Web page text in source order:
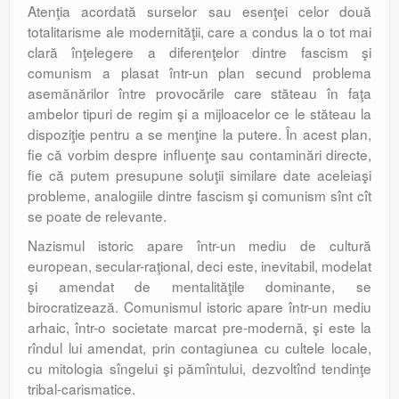
Atenţia acordată surselor sau esenţei celor două
totalitarisme ale modernităţii, care a condus la o tot mai
clară înţelegere a diferenţelor dintre fascism şi
comunism a plasat într-un plan secund problema
asemănărilor între provocările care stăteau în faţa
ambelor tipuri de regim şi a mijloacelor ce le stăteau la
dispoziţie pentru a se menţine la putere. În acest plan,
fie că vorbim despre influenţe sau contaminări directe,
fie că putem presupune soluţii similare date aceleiaşi
probleme, analogiile dintre fascism şi comunism sînt cît
se poate de relevante.
Nazismul istoric apare într-un mediu de cultură
european, secular-raţional, deci este, inevitabil, modelat
şi amendat de mentalităţile dominante, se
birocratizează. Comunismul istoric apare într-un mediu
arhaic, într-o societate marcat pre-modernă, şi este la
rîndul lui amendat, prin contagiunea cu cultele locale,
cu mitologia sîngelui şi pămîntului, dezvoltînd tendinţe
tribal-carismatice.